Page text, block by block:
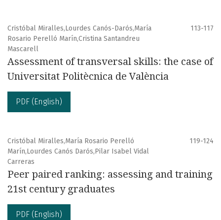
Cristóbal Miralles,Lourdes Canós-Darós,María
Rosario Perelló Marín,Cristina Santandreu
Mascarell
113-117
Assessment of transversal skills: the case of
Universitat Politècnica de València
PDF (English)
Cristóbal Miralles,María Rosario Perelló
Marín,Lourdes Canós Darós,Pilar Isabel Vidal
Carreras
119-124
Peer paired ranking: assessing and training
21st century graduates
PDF (English)